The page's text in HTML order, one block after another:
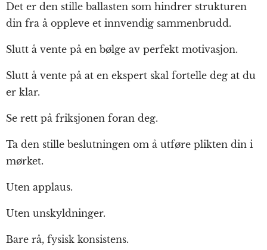
Det er den stille ballasten som hindrer strukturen
din fra å oppleve et innvendig sammenbrudd.
Slutt å vente på en bølge av perfekt motivasjon.
Slutt å vente på at en ekspert skal fortelle deg at du
er klar.
Se rett på friksjonen foran deg.
Ta den stille beslutningen om å utføre plikten din i
mørket.
Uten applaus.
Uten unskyldninger.
Bare rå, fysisk konsistens.